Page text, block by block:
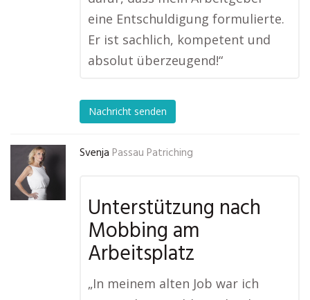
eine Entschuldigung formulierte.
Er ist sachlich, kompetent und
absolut überzeugend!“
Nachricht senden
Svenja Passau Patriching
Unterstützung nach
Mobbing am
Arbeitsplatz
„In meinem alten Job war ich